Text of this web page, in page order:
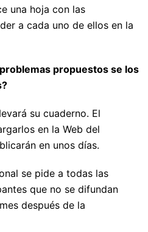
una hoja con las
a cada uno de ellos en la
propuestos se los
su cuaderno. El
en la Web del
en unos días.
se pide a todas las
que no se difundan
después de la